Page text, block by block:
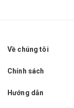
Về chúng tôi
Chính sách
Hướng dẫn